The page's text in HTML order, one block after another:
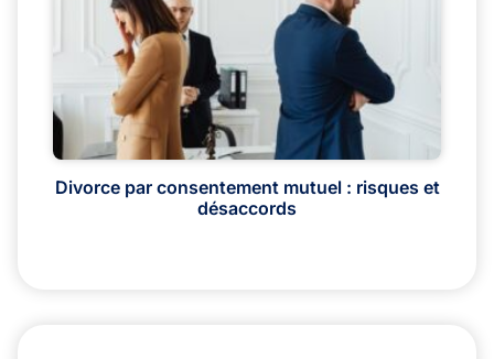
Divorce par consentement mutuel : risques et
désaccords